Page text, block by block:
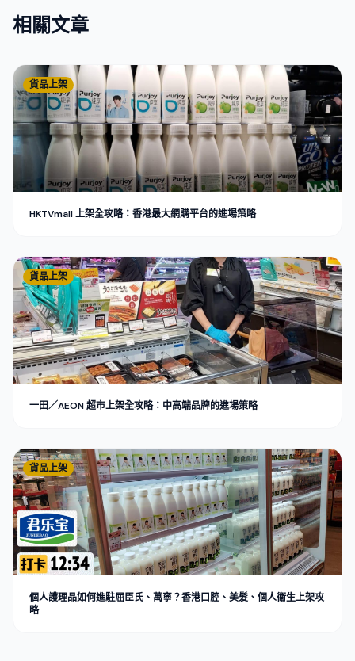
相關文章
貨品上架
HKTVmall 上架全攻略：香港最大網購平台的進場策略
貨品上架
一田／AEON 超市上架全攻略：中高端品牌的進場策略
貨品上架
個人護理品如何進駐屈臣氏、萬寧？香港口腔、美髮、個人衞生上架攻
略